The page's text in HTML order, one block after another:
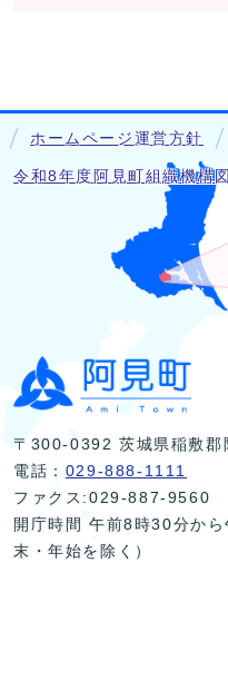
ホームページ運営方針
令和8年度阿見町組織機構図
〒300-0392 茨城県稲敷郡
電話： 029-888-1111
ファクス:029-887-9560
開庁時間 午前8時30分か
末・年始を除く）